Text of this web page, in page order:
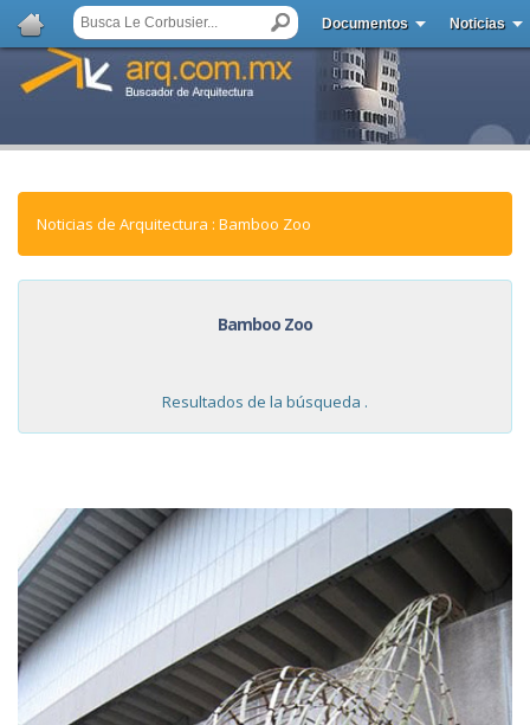
Documentos Noticias
Noticias de Arquitectura : Bamboo Zoo
Bamboo Zoo
Resultados de la búsqueda .